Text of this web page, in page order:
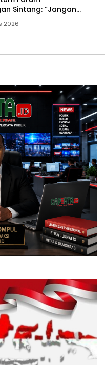
Sintang: “Jangan
Dilecehkan”
2026